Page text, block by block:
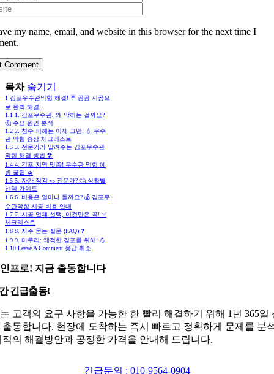
my name, email, and website in this browser for the next time I
목차 숨기기
1 김포우수관막힘 해결! ☔️ 꼼꼼 시공으
로 완벽 해결!
1.1 1. 김포우수관, 왜 막히는 걸까요?
🤔 주요 원인 분석
1.2 2. 침수 피해는 이제 그만! 💧 우수
관 막힘 증상 체크리스트
1.3 3. 전문가가 알려주는 김포우수관
막힘 해결 방법 🛠️
1.4 4. 김포 지역 맞춤! 우수관 막힘 예
방 꿀팁 🍯
1.5 5. 자가 점검 vs 전문가? 🤔 상황별
선택 가이드
1.6 6. 비용은 얼마나 들까요? 💰 김포우
수관막힘 시공 비용 안내
1.7 7. 시공 업체 선택, 이것만은 꼭! ✅
체크리스트
1.8 8. 자주 묻는 질문 (FAQ) ❓
1.9 9. 마무리: 쾌적한 김포를 위해! 💪
1.10 Leave A Comment 응답 취소
프로! 지금 출동합니다
긴급출동!
고객의 요구 사항을 가능한 한 빨리 해결하기 위해 1년 365일
출동합니다. 현장에 도착하는 즉시 빠르고 정확하게 문제를 분
적의 해결방안과 공정한 가격을 안내해 드립니다.
긴급문의 : 010-9564-0904